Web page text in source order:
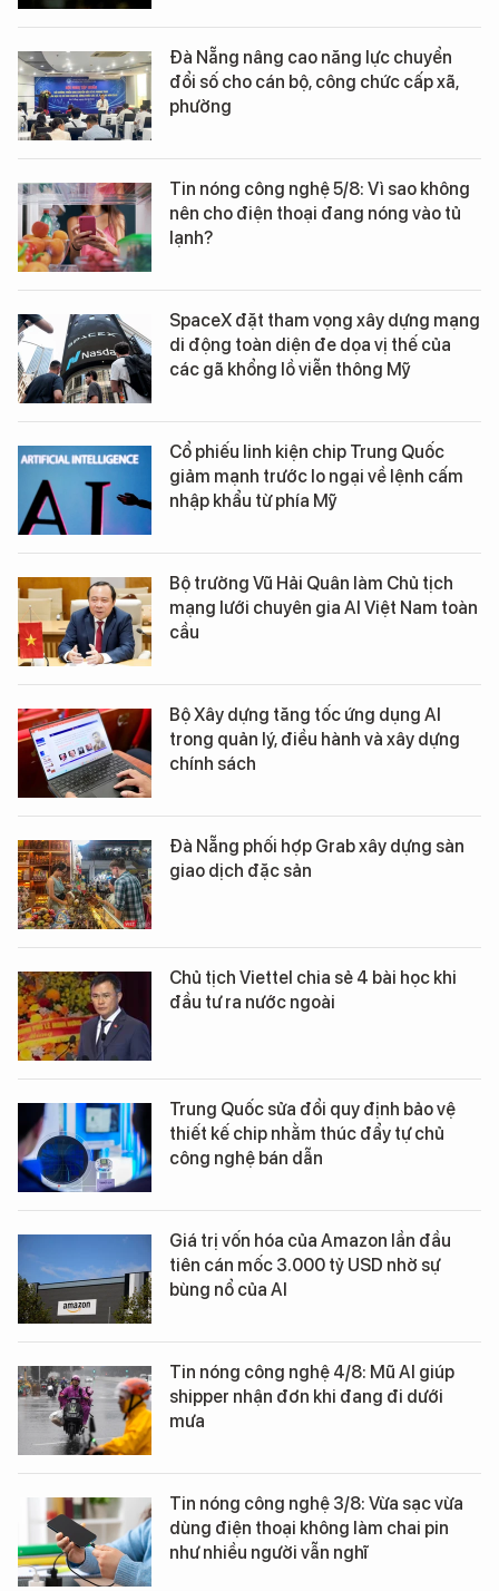
Đà Nẵng nâng cao năng lực chuyển
đổi số cho cán bộ, công chức cấp xã,
phường
Tin nóng công nghệ 5/8: Vì sao không
nên cho điện thoại đang nóng vào tủ
lạnh?
SpaceX đặt tham vọng xây dựng mạng
di động toàn diện đe dọa vị thế của
các gã khổng lồ viễn thông Mỹ
Cổ phiếu linh kiện chip Trung Quốc
giảm mạnh trước lo ngại về lệnh cấm
nhập khẩu từ phía Mỹ
Bộ trưởng Vũ Hải Quân làm Chủ tịch
mạng lưới chuyên gia AI Việt Nam toàn
cầu
Bộ Xây dựng tăng tốc ứng dụng AI
trong quản lý, điều hành và xây dựng
chính sách
Đà Nẵng phối hợp Grab xây dựng sàn
giao dịch đặc sản
Chủ tịch Viettel chia sẻ 4 bài học khi
đầu tư ra nước ngoài
Trung Quốc sửa đổi quy định bảo vệ
thiết kế chip nhằm thúc đẩy tự chủ
công nghệ bán dẫn
Giá trị vốn hóa của Amazon lần đầu
tiên cán mốc 3.000 tỷ USD nhờ sự
bùng nổ của AI
Tin nóng công nghệ 4/8: Mũ AI giúp
shipper nhận đơn khi đang đi dưới
mưa
Tin nóng công nghệ 3/8: Vừa sạc vừa
dùng điện thoại không làm chai pin
như nhiều người vẫn nghĩ